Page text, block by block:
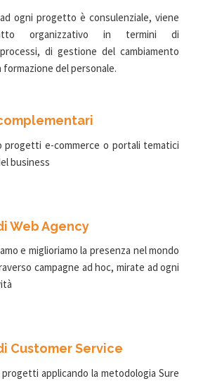
ogni progetto è consulenziale, viene
organizzativo in termini di
di gestione del cambiamento
del personale.
progetti e-commerce o portali tematici
business
Web Agency
e miglioriamo la presenza nel mondo
campagne ad hoc, mirate ad ogni
Customer Service
progetti applicando la metodologia Sure